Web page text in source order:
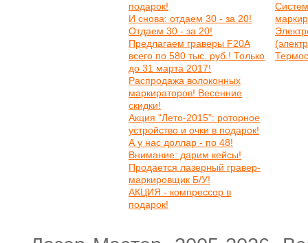
подарок!
И снова: отдаем 30 - за 20!
Отдаем 30 - за 20!
Предлагаем граверы F20A
всего по 580 тыс. руб.! Только
до 31 марта 2017!
Распродажа волоконных
маркираторов! Весенние
скидки!
Акция "Лето-2015": роторное
устройство и очки в подарок!
А у нас доллар - по 48!
Внимание: дарим кейсы!
Продается лазерный гравер-
маркировщик Б/У!
АКЦИЯ - компрессор в
подарок!